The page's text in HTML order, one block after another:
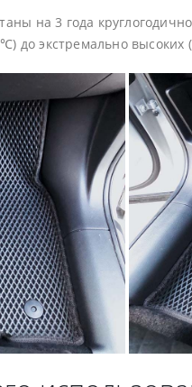
на 3 года
до экстремально высоких